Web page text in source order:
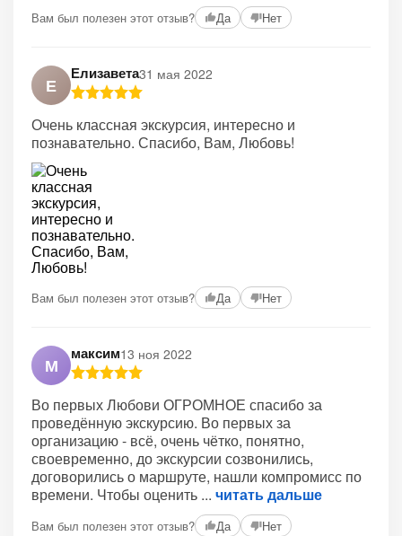
Вам был полезен этот отзыв? Да Нет
Е
Елизавета31 мая 2022
Очень классная экскурсия, интересно и
познавательно. Спасибо, Вам, Любовь!
Вам был полезен этот отзыв? Да Нет
М
максим13 ноя 2022
Во первых Любови ОГРОМНОЕ спасибо за
проведённую экскурсию. Во первых за
организацию - всё, очень чётко, понятно,
своевременно, до экскурсии созвонились,
договорились о маршруте, нашли компромисс по
времени. Чтобы оценить
читать дальше
Вам был полезен этот отзыв? Да Нет